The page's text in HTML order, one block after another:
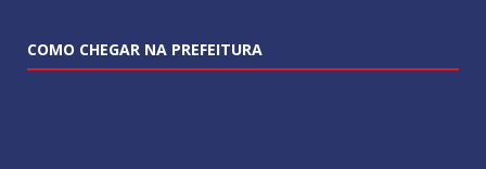
COMO CHEGAR NA PREFEITURA